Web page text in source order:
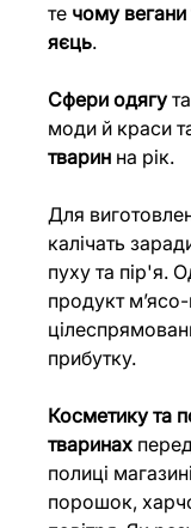
те чому вегани
яєць.
Сфери одягу
моди й краси
тварин на рік.
Для
калічать
пуху та пір'я.
продукт м’ясо-
прибутку.
Косметику та
тваринах
полиці
порошок,